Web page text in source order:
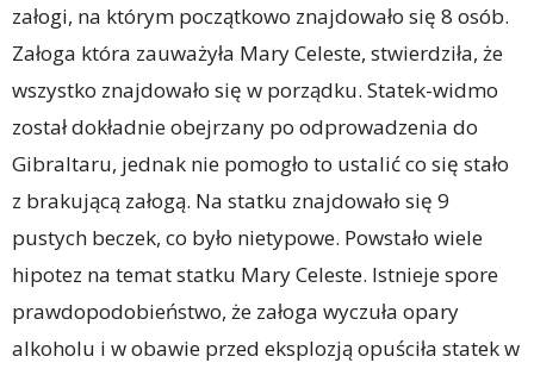
załogi, na którym początkowo znajdowało się 8 osób.
Załoga która zauważyła Mary Celeste, stwierdziła, że
wszystko znajdowało się w porządku. Statek-widmo
został dokładnie obejrzany po odprowadzenia do
Gibraltaru, jednak nie pomogło to ustalić co się stało
z brakującą załogą. Na statku znajdowało się 9
pustych beczek, co było nietypowe. Powstało wiele
hipotez na temat statku Mary Celeste. Istnieje spore
prawdopodobieństwo, że załoga wyczuła opary
alkoholu i w obawie przed eksplozją opuściła statek w